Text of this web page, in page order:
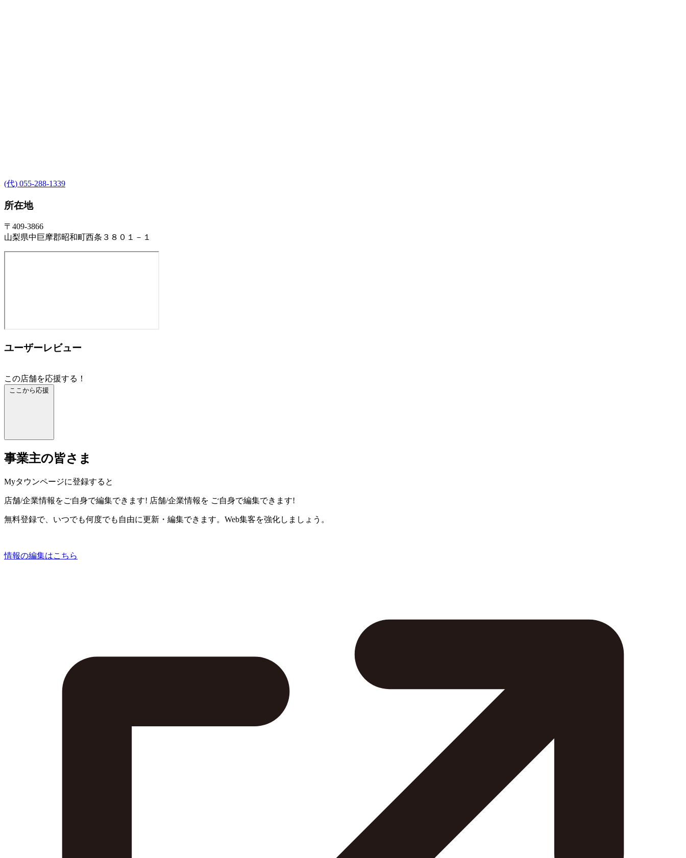
(代) 055-288-1339
所在地
〒409-3866
山梨県中巨摩郡昭和町西条３８０１－１
ユーザーレビュー
この店舗を応援する！
ここから応援
事業主の皆さま
Myタウンページに登録すると
店舗/企業情報をご自身で編集できます! 店舗/企業情報を ご自身で編集できます!
無料登録で、いつでも何度でも自由に更新・編集できます。Web集客を強化しましょう。
情報の編集はこちら